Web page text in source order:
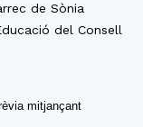
de Sònia
del Consell
mitjançant